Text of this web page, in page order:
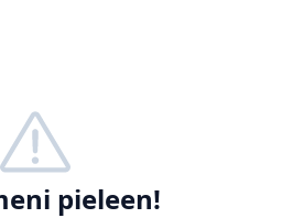
pieleen!